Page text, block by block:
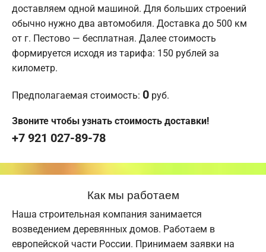
доставляем одной машиной. Для больших строений
обычно нужно два автомобиля. Доставка до 500 км
от г. Пестово — бесплатная. Далее стоимость
формируется исходя из тарифа: 150 рублей за
километр.
Предполагаемая стоимость: 0 руб.
Звоните чтобы узнать стоимость доставки!
+7 921 027-89-78
Как мы работаем
Наша строительная компания занимается
возведением деревянных домов. Работаем в
европейской части России. Принимаем заявки на